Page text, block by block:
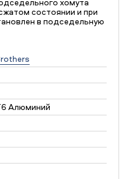
состоянии и при
в подседельную
Алюминий